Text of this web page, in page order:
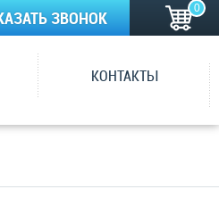
0
ЗВОНОК
КОНТАКТЫ